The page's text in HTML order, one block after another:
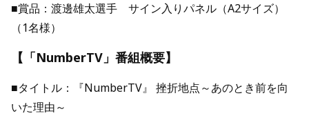
■賞品：渡邊雄太選手 サイン入りパネル（A2サイズ）
（1名様）
【「NumberTV」番組概要】
■タイトル：『NumberTV』 挫折地点～あのとき前を向
いた理由～